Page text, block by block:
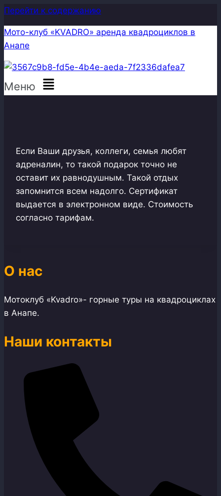
Перейти к содержанию
Мото-клуб «KVADRO» аренда квадроциклов в
Анапе
Меню
Если Ваши друзья, коллеги, семья любят
адреналин, то такой подарок точно не
оставит их равнодушным. Такой отдых
запомнится всем надолго. Сертификат
выдается в электронном виде. Стоимость
согласно тарифам.
О нас
Мотоклуб «Kvadro»- горные туры на квадроциклах
в Анапе.
Наши контакты